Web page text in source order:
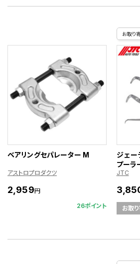
ベアリングセパレーター M
アストロプロダクツ
2,959円
26ポイント
お取り
ジェ
プーラ
JTC
お取